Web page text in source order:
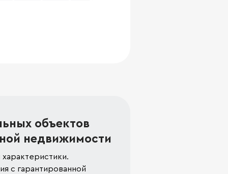
объектов
недвижимости
с гарантированной